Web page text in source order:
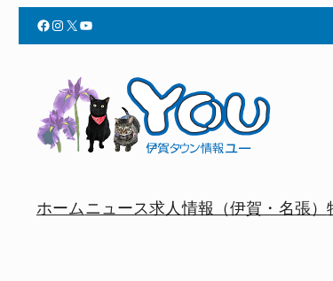
Facebook Instagram X YouTube
ホームニュース求人情報（伊賀・名張）